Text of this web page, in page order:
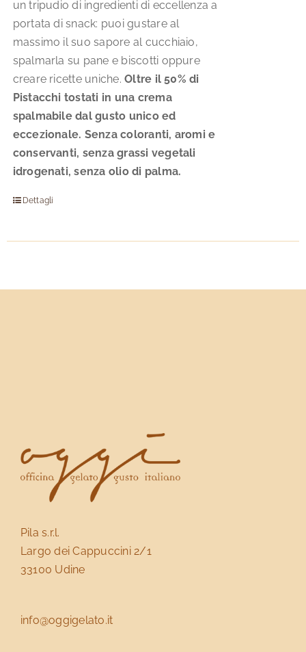
un tripudio di ingredienti di eccellenza a
portata di snack: puoi gustare al
massimo il suo sapore al cucchiaio,
spalmarla su pane e biscotti oppure
creare ricette uniche.Oltre il 50% di
Pistacchi tostati in una crema
spalmabile dal gusto unico ed
eccezionale. Senza coloranti, aromi e
conservanti, senza grassi vegetali
idrogenati, senza olio di palma.
Dettagli
Pila s.r.l.
Largo dei Cappuccini 2/1
33100 Udine
info@oggigelato.it